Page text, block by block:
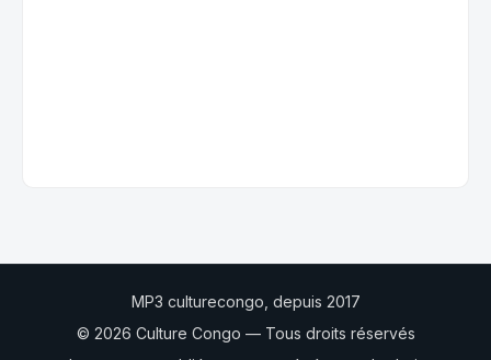
MP3 culturecongo, depuis 2017
© 2026 Culture Congo — Tous droits réservés